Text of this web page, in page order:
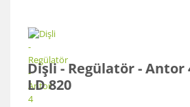
Dişli - Regülatör - Antor
LD 820